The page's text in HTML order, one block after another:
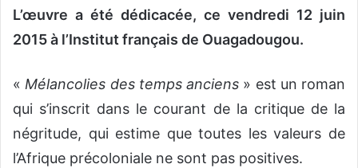
L’œuvre a été dédicacée, ce vendredi 12 juin
2015 à l’Institut français de Ouagadougou.
«Mélancolies des temps anciens » est un roman
qui s’inscrit dans le courant de la critique de la
négritude, qui estime que toutes les valeurs de
l’Afrique précoloniale ne sont pas positives.